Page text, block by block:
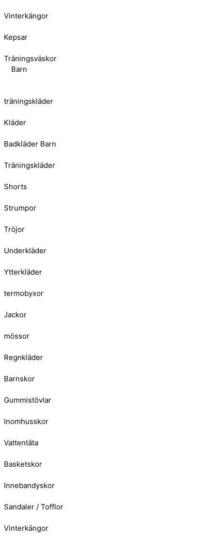
Vinterkängor
Kepsar
Träningsväskor
Barn
träningskläder
Kläder
Badkläder Barn
Träningskläder
Shorts
Strumpor
Tröjor
Underkläder
Ytterkläder
termobyxor
Jackor
mössor
Regnkläder
Barnskor
Gummistövlar
Inomhusskor
Vattentäta
Basketskor
Innebandyskor
Sandaler / Tofflor
Vinterkängor